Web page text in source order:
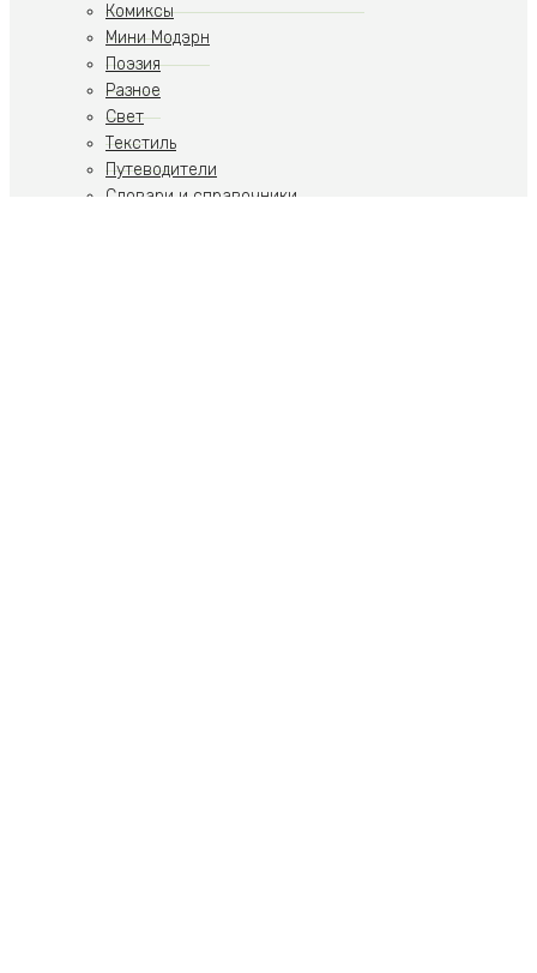
Комиксы
Мини Модэрн
Поэзия
Разное
Свет
Текстиль
Путеводители
Словари и справочники